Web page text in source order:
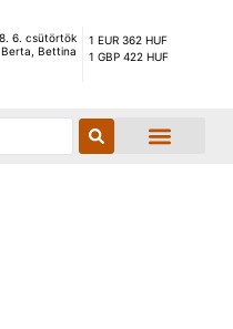
6. csütörtök
Berta, Bettina
1 EUR 362 HUF
1 GBP 422 HUF